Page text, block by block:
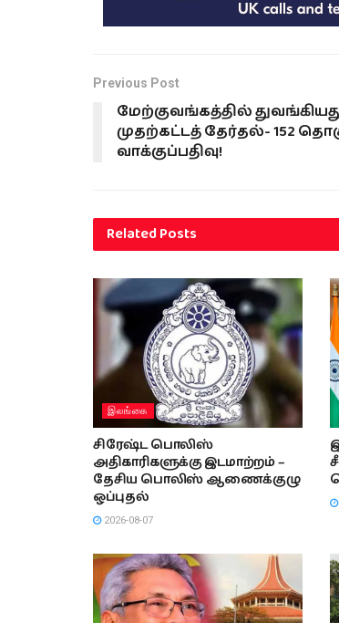
Previous Post
மேற்குவங்கத்தில்
முதற்கட்டத் தேர்தல்- 152
வாக்குப்பதிவு!
RelatedPosts
இலங்கை
சிரேஷ்ட பொலிஸ்
அதிகாரிகளுக்கு இடமாற்றம் –
தேசிய பொலிஸ் ஆணைக்குழு
ஒப்புதல்
2026-08-07